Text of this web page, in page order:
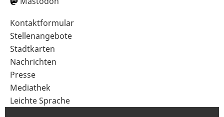
Sekundärnavigation
im
Fußbereich
Kontaktformular
Stellenangebote
Stadtkarten
Nachrichten
Presse
Mediathek
Leichte Sprache